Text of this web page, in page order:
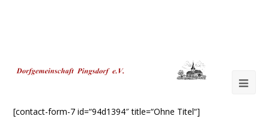
[contact-form-7 id=“94d1394″ title=“Ohne Titel“]